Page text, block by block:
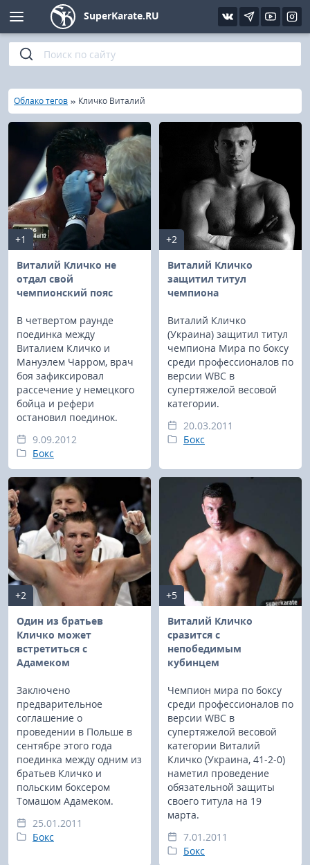
SuperKarate.RU
Главная
»
Облако тегов » Кличко Виталий
+1
Виталий Кличко не
отдал свой
чемпионский пояс
В четвертом раунде
поединка между
Виталием Кличко и
Мануэлем Чарром, врач
боя зафиксировал
рассечение у немецкого
бойца и рефери
остановил поединок.
9.09.2012
Бокс
+2
Виталий Кличко
защитил титул
чемпиона
Виталий Кличко
(Украина) защитил титул
чемпиона Мира по боксу
среди профессионалов по
версии WBC в
супертяжелой весовой
категории.
20.03.2011
Бокс
+2
Один из братьев
Кличко может
встретиться с
Адамеком
Заключено
предварительное
соглашение о
проведении в Польше в
сентябре этого года
поединка между одним из
братьев Кличко и
польским боксером
Томашом Адамеком.
25.01.2011
Бокс
+5
Виталий Кличко
сразится с
непобедимым
кубинцем
Чемпион мира по боксу
среди профессионалов по
версии WBC в
супертяжелой весовой
категории Виталий
Кличко (Украина, 41-2-0)
наметил проведение
обязательной защиты
своего титула на 19
марта.
7.01.2011
Бокс
Киокушинкай
Кёкусин (IFK)
Шинкиокушинкай
Кекусин-кан
Кикбоксинг и K-1
Бокс
UFC и MMA
Муай тай
Фото
Видео
Интервью
Статьи
Уроки каратэ
Файлы
Библиотека